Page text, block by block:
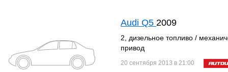
Audi Q5 2009
2, дизельное топливо /
привод
20 сентября 2013 в 21:00